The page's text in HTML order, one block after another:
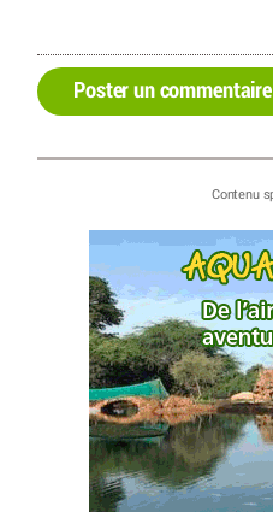
Poster un commentaire